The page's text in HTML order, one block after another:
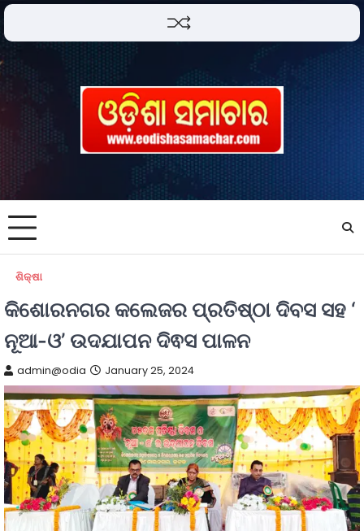
ଶିକ୍ଷା
କିଶୋରନଗର କଲେଜର ପ୍ରତିଷ୍ଠା ଦିବସ ସହ ‘
ନୂଆ-ଓ’ ଉଦଯାପନ ଦିଵସ ପାଳନ
admin@odia January 25, 2024